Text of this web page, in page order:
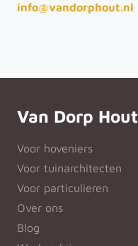
info@vandorphout.nl
Van Dorp Hout
Voor hoveniers
Voor tuinarchitecten
Voor particulieren
Over ons
Blog